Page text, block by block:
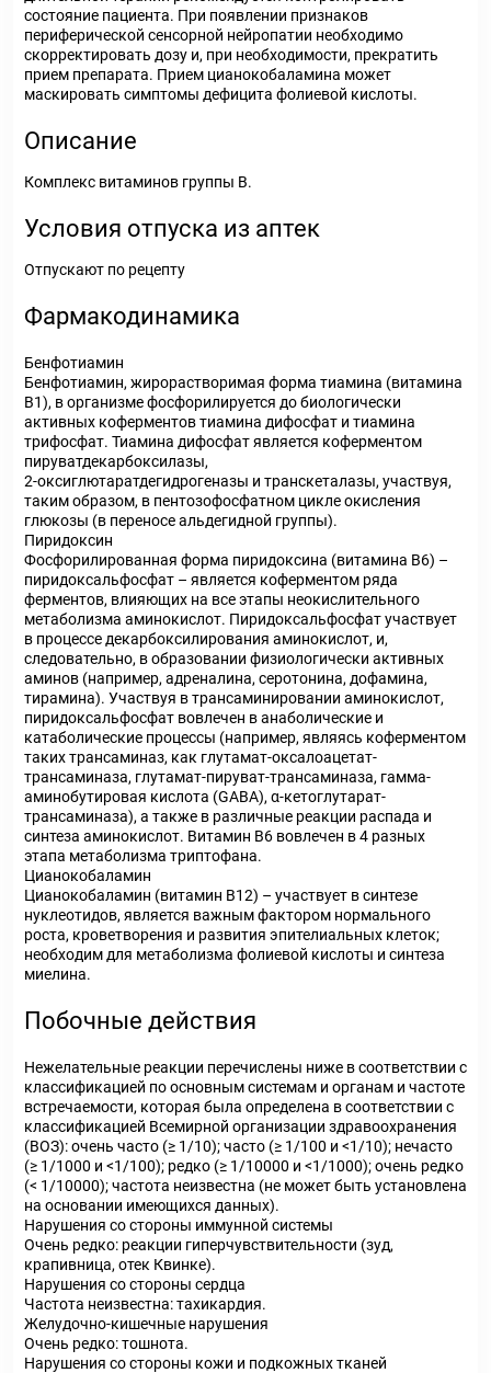
состояние пациента. При появлении признаков
периферической сенсорной нейропатии необходимо
скорректировать дозу и, при необходимости, прекратить
прием препарата. Прием цианокобаламина может
маскировать симптомы дефицита фолиевой кислоты.
Описание
Комплекс витаминов группы В.
Условия отпуска из аптек
Отпускают по рецепту
Фармакодинамика
Бенфотиамин
Бенфотиамин, жирорастворимая форма тиамина (витамина
В1), в организме фосфорилируется до биологически
активных коферментов тиамина дифосфат и тиамина
трифосфат. Тиамина дифосфат является коферментом
пируватдекарбоксилазы,
2-оксиглютаратдегидрогеназы и транскеталазы, участвуя,
таким образом, в пентозофосфатном цикле окисления
глюкозы (в переносе альдегидной группы).
Пиридоксин
Фосфорилированная форма пиридоксина (витамина В6) –
пиридоксальфосфат – является коферментом ряда
ферментов, влияющих на все этапы неокислительного
метаболизма аминокислот. Пиридоксальфосфат участвует
в процессе декарбоксилирования аминокислот, и,
следовательно, в образовании физиологически активных
аминов (например, адреналина, серотонина, дофамина,
тирамина). Участвуя в трансаминировании аминокислот,
пиридоксальфосфат вовлечен в анаболические и
катаболические процессы (например, являясь коферментом
таких трансаминаз, как глутамат-оксалоацетат-
трансаминаза, глутамат-пируват-трансаминаза, гамма-
аминобутировая кислота (GABA), α-кетоглутарат-
трансаминаза), а также в различные реакции распада и
синтеза аминокислот. Витамин В6 вовлечен в 4 разных
этапа метаболизма триптофана.
Цианокобаламин
Цианокобаламин (витамин В12) – участвует в синтезе
нуклеотидов, является важным фактором нормального
роста, кроветворения и развития эпителиальных клеток;
необходим для метаболизма фолиевой кислоты и синтеза
миелина.
Побочные действия
Нежелательные реакции перечислены ниже в соответствии с
классификацией по основным системам и органам и частоте
встречаемости, которая была определена в соответствии с
классификацией Всемирной организации здравоохранения
(ВОЗ): очень часто (≥ 1/10); часто (≥ 1/100 и <1/10); нечасто
(≥ 1/1000 и <1/100); редко (≥ 1/10000 и <1/1000); очень редко
(< 1/10000); частота неизвестна (не может быть установлена
на основании имеющихся данных).
Нарушения со стороны иммунной системы
Очень редко: реакции гиперчувствительности (зуд,
крапивница, отек Квинке).
Нарушения со стороны сердца
Частота неизвестна: тахикардия.
Желудочно-кишечные нарушения
Очень редко: тошнота.
Нарушения со стороны кожи и подкожных тканей